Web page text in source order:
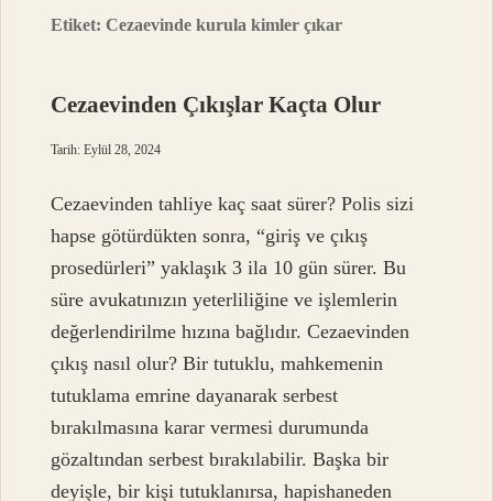
Etiket:Cezaevinde kurula kimler çıkar
Cezaevinden Çıkışlar Kaçta Olur
Tarih: Eylül 28, 2024
Cezaevinden tahliye kaç saat sürer? Polis sizi
hapse götürdükten sonra, “giriş ve çıkış
prosedürleri” yaklaşık 3 ila 10 gün sürer. Bu
süre avukatınızın yeterliliğine ve işlemlerin
değerlendirilme hızına bağlıdır. Cezaevinden
çıkış nasıl olur? Bir tutuklu, mahkemenin
tutuklama emrine dayanarak serbest
bırakılmasına karar vermesi durumunda
gözaltından serbest bırakılabilir. Başka bir
deyişle, bir kişi tutuklanırsa, hapishaneden